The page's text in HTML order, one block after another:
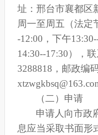
址：邢台市襄都区
周一至周五（法定
-12:00，下午
14:30--17:30），
3288818，邮政编
（二）申请
申请人向市政
息应当采取书面形